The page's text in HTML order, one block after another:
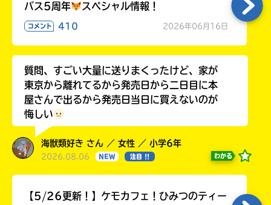
バス5周年
スペシャル情報！
コメント 410 2026年06月16日
質問、すごい大量に送りまくったけど、家が
東京から離れてるから発売日から二日目に本
屋さんで出るから発売日当日に買えないのが
悔しい
海獣類好き さん ／ 女性 ／ 小学6年
2026.08.06 NEW 注目 !! わかる
【5/26更新！】ケモカフェ！ひみつのティー